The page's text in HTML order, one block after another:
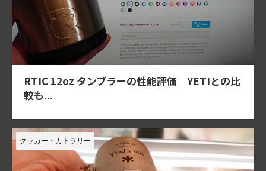
RTIC 12oz タンブラーの性能評価 YETIとの比
較も...
クッカー・カトラリー